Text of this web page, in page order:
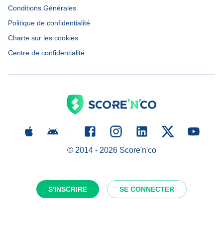
S'INSCRIRE SE CONNECTER
Conditions Générales
Politique de confidentialité
Charte sur les cookies
Centre de confidentialité
© 2014 - 2026Score'n'co